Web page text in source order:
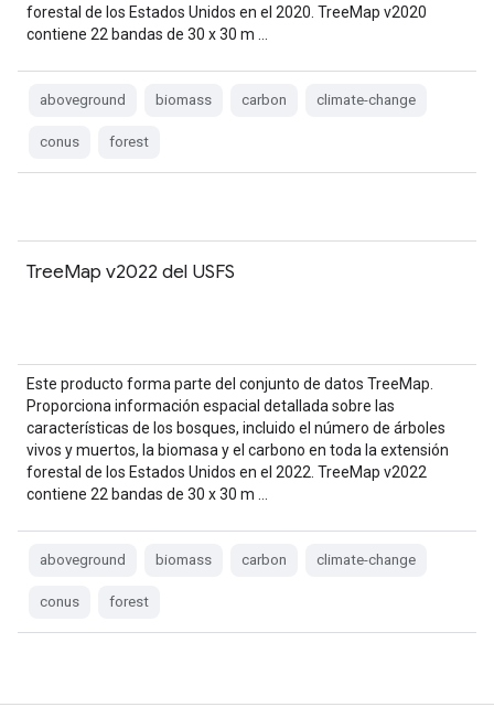
forestal de los Estados Unidos en el 2020. TreeMap v2020
contiene 22 bandas de 30 x 30 m …
aboveground biomass carbon climate-change
conus forest
TreeMap v2022 del USFS
Este producto forma parte del conjunto de datos TreeMap.
Proporciona información espacial detallada sobre las
características de los bosques, incluido el número de árboles
vivos y muertos, la biomasa y el carbono en toda la extensión
forestal de los Estados Unidos en el 2022. TreeMap v2022
contiene 22 bandas de 30 x 30 m …
aboveground biomass carbon climate-change
conus forest